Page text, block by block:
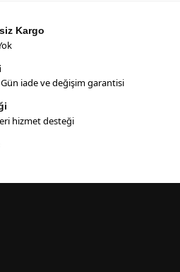
Kargo
iade ve değişim garantisi
hizmet desteği